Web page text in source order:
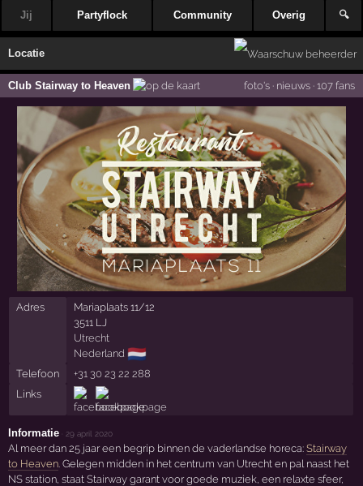
Jij Partyflock Community Overig 🔍
Locatie
Club Stairway to Heaven foto's· nieuws· 107 fans
Adres
Mariaplaats 11/12
3511 LJ
Utrecht
Nederland 🇳🇱
Telefoon
+31 30 23 22 288
Links
Informatie 29 april 2020
Al meer dan 25 jaar een begrip binnen de vaderlandse horeca:Stairway
to Heaven . Gelegen midden in het centrum van Utrecht en pal naast het
NS station, staat Stairway garant voor goede muziek, een relaxte sfeer,